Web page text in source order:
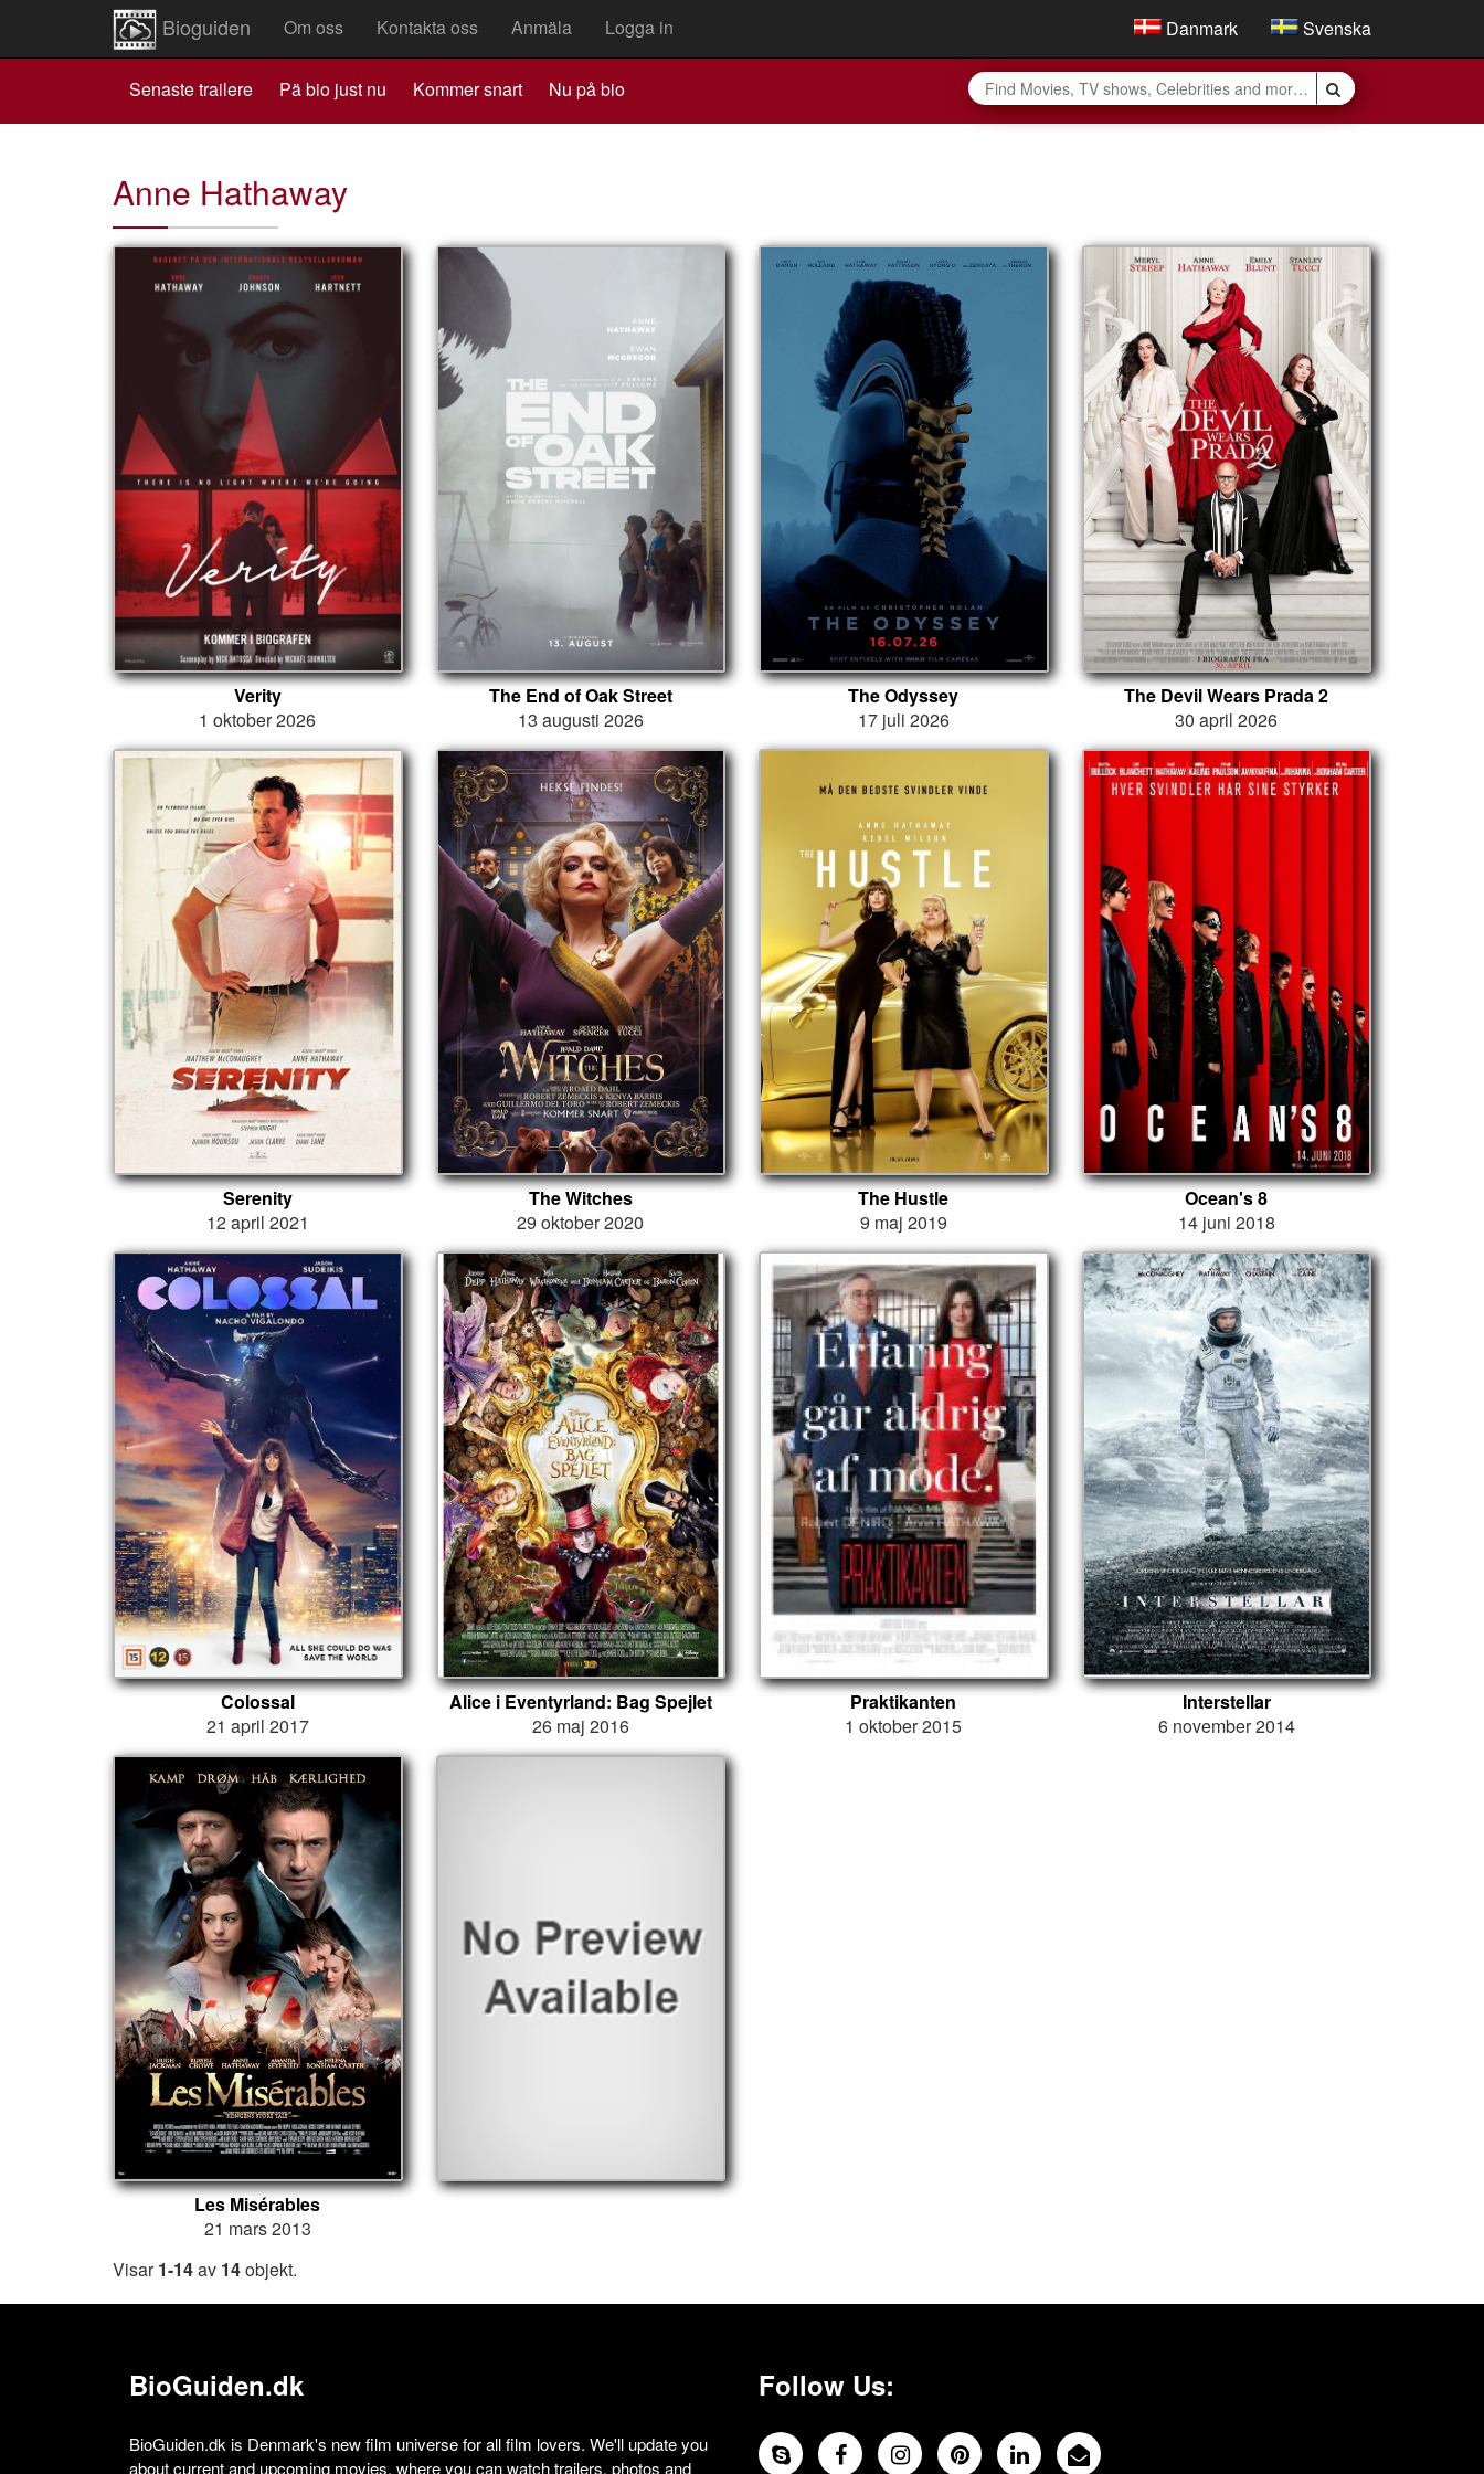
Bioguiden Om oss Kontakta oss Anmäla Logga in Danmark Svenska
Senaste trailere Pä bio just nu Kommer snart Nu på bio
Anne Hathaway
Verity
1 oktober 2026
The End of Oak Street
13 augusti 2026
The Odyssey
17 juli 2026
The Devil Wears Prada 2
30 april 2026
Serenity
12 april 2021
The Witches
29 oktober 2020
The Hustle
9 maj 2019
Ocean's 8
14 juni 2018
Colossal
21 april 2017
Alice i Eventyrland: Bag Spejlet
26 maj 2016
Praktikanten
1 oktober 2015
Interstellar
6 november 2014
Les Misérables
21 mars 2013
Visar1-14av 14objekt.
BioGuiden.dk
BioGuiden.dk is Denmark's new film universe for all film lovers. We'll update you
about current and upcoming movies, where you can watch trailers, photos and
Follow Us: